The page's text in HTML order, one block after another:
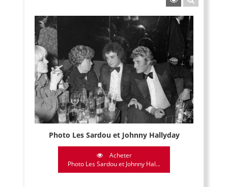
Photo Les Sardou et Johnny Hallyday
Acheter
Photo Les Sardou et Johnny Hal...